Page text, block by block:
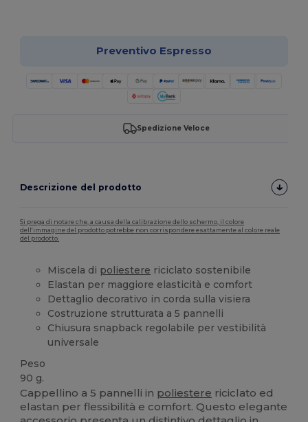
Preventivo Espresso
Spedizione Veloce
Descrizione del prodotto
Si prega di notare che, a causa della calibrazione dello schermo, il colore
dell'immagine del prodotto potrebbe non corrispondere esattamente al colore reale
del prodotto.
Miscela di poliestere riciclato sostenibile
Elastan per maggiore elasticità e comfort
Dettaglio decorativo in corda sulla visiera
Costruzione strutturata a 5 pannelli
Chiusura snapback regolabile per vestibilità
universale
Peso
90 g.
Cappellino a 5 pannelli in poliestere riciclato ed
elastan per flessibilità e comfort. Questo elegante